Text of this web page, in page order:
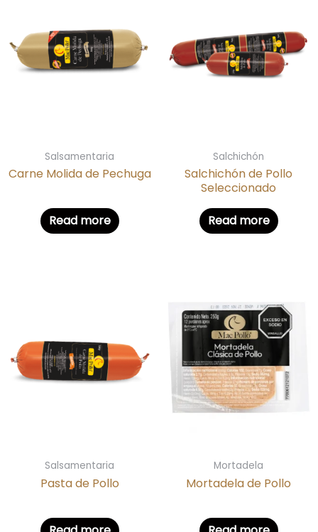
Salsamentaria
Carne Molida de Pechuga
Read more
Salchichón
Salchichón de Pollo
Seleccionado
Read more
Salsamentaria
Pasta de Pollo
Mortadela
Mortadela de Pollo